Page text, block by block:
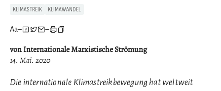
KLIMASTREIK KLIMAWANDEL
Aa– –
von Internationale Marxistische Strömung
14. Mai. 2020
Die internationale Klimastreikbewegung hat weltweit